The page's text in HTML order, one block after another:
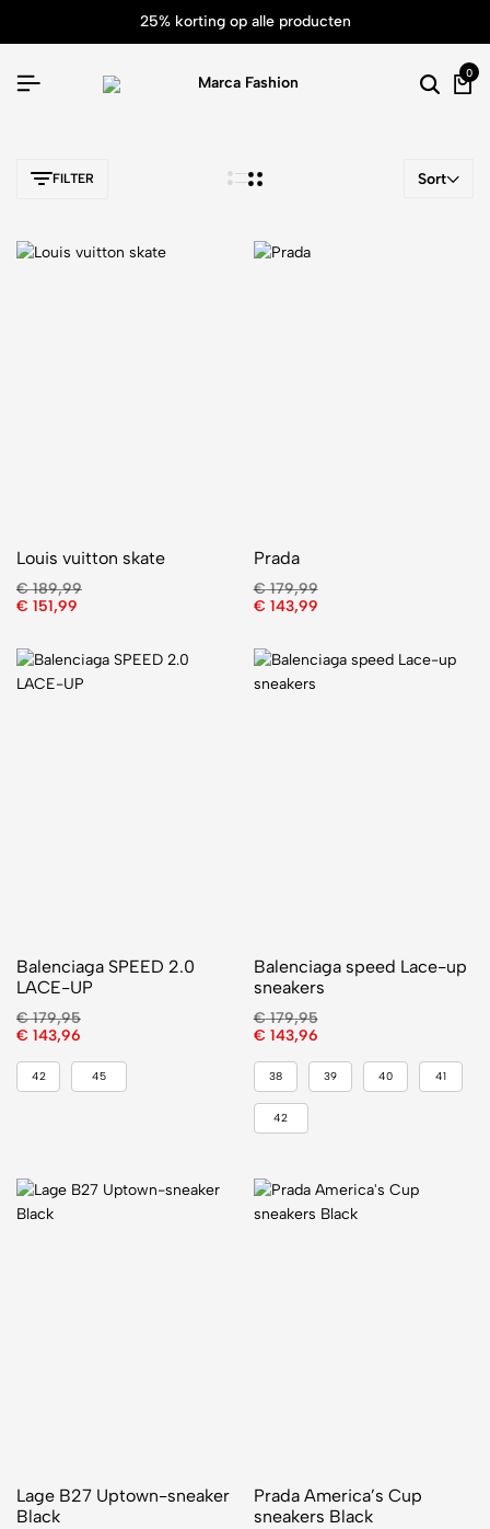
25% korting op alle producten
0
FILTER Sort
Louis vuitton skate
€189,99
€ 151,99
Prada
€179,99
€ 143,99
Balenciaga SPEED 2.0
LACE-UP
€179,95
€ 143,96
42 45
Balenciaga speed Lace-up
sneakers
€179,95
€ 143,96
38 39 40 41
42
Lage B27 Uptown-sneaker
Black
Prada America’s Cup
sneakers Black